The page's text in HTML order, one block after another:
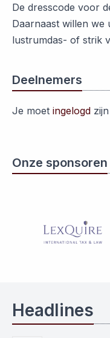
De dresscode voor
Daarnaast willen we
lustrumdas- of strik
Deelnemers
Je moet ingelogd
Onze sponsoren
Headlines